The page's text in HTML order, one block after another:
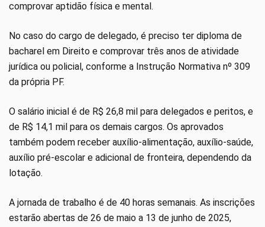
comprovar aptidão física e mental.
No caso do cargo de delegado, é preciso ter diploma de
bacharel em Direito e comprovar três anos de atividade
jurídica ou policial, conforme a Instrução Normativa nº 309
da própria PF.
O salário inicial é de R$ 26,8 mil para delegados e peritos, e
de R$ 14,1 mil para os demais cargos. Os aprovados
também podem receber auxílio-alimentação, auxílio-saúde,
auxílio pré-escolar e adicional de fronteira, dependendo da
lotação.
A jornada de trabalho é de 40 horas semanais. As inscrições
estarão abertas de 26 de maio a 13 de junho de 2025,